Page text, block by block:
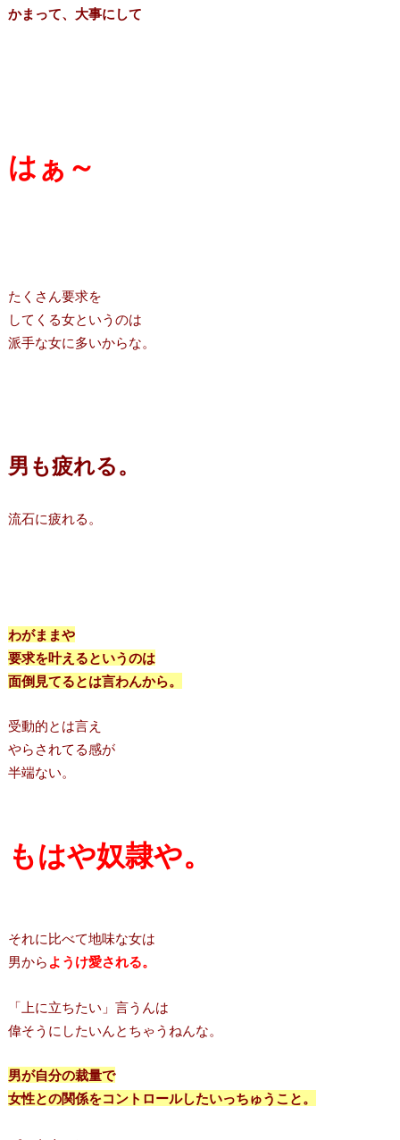
かまって、大事にして
はぁ～
たくさん要求を
してくる女というのは
派手な女に多いからな。
男も疲れる。
流石に疲れる。
わがままや
要求を叶えるというのは
面倒見てるとは言わんから。
受動的とは言え
やらされてる感が
半端ない。
もはや奴隷や。
それに比べて地味な女は
男から ようけ愛される。
「上に立ちたい」言うんは
偉そうにしたいんとちゃうねんな。
男が自分の裁量で
女性との関係をコントロールしたいっちゅうこと。